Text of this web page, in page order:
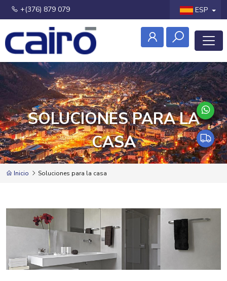
+(376) 879 079 ESP
SOLUCIONES PARA LA
CASA
Inicio Soluciones para la casa